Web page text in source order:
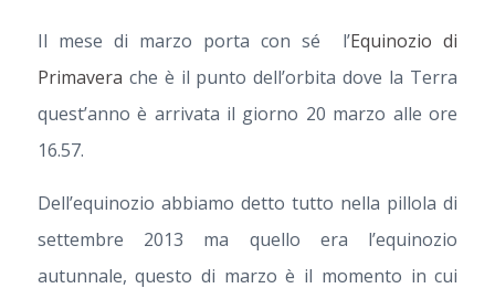
Il mese di marzo porta con sé l’Equinozio di
Primavera che è il punto dell’orbita dove la Terra
quest’anno è arrivata il giorno 20 marzo alle ore
16.57.
Dell’equinozio abbiamo detto tutto nella pillola di
settembre 2013 ma quello era l’equinozio
autunnale, questo di marzo è il momento in cui